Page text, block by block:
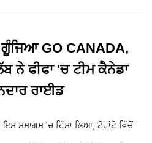
GO CANADA,
ਨੇ ਫੀਫਾ 'ਚ ਟੀਮ ਕੈਨੇਡਾ
ਰਾਈਡ
ਇਸ ਸਮਾਗਮ 'ਚ ਹਿੱਸਾ ਲਿਆ, ਟੋਰਾਂਟੋ ਵਿੱਚੋਂ